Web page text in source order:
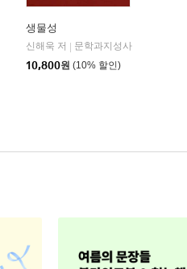
생물성
신해욱 저
문학과지성사
10,800원 (10% 할인)